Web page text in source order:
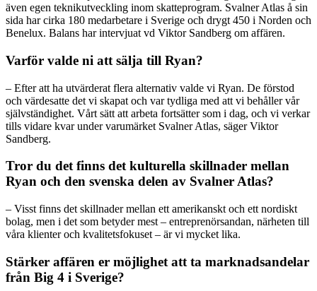
även egen teknikutveckling inom skatteprogram. Svalner Atlas å sin
sida har cirka 180 medarbetare i Sverige och drygt 450 i Norden och
Benelux. Balans har intervjuat vd Viktor Sandberg om affären.
Varför valde ni att sälja till Ryan?
– Efter att ha utvärderat flera alternativ valde vi Ryan. De förstod
och värdesatte det vi skapat och var tydliga med att vi behåller vår
självständighet. Vårt sätt att arbeta fortsätter som i dag, och vi verkar
tills vidare kvar under varumärket Svalner Atlas, säger Viktor
Sandberg.
Tror du det finns det kulturella skillnader mellan
Ryan och den svenska delen av Svalner Atlas?
– Visst finns det skillnader mellan ett amerikanskt och ett nordiskt
bolag, men i det som betyder mest – entreprenörsandan, närheten till
våra klienter och kvalitetsfokuset – är vi mycket lika.
Stärker affären er möjlighet att ta marknadsandelar
från Big 4 i Sverige?